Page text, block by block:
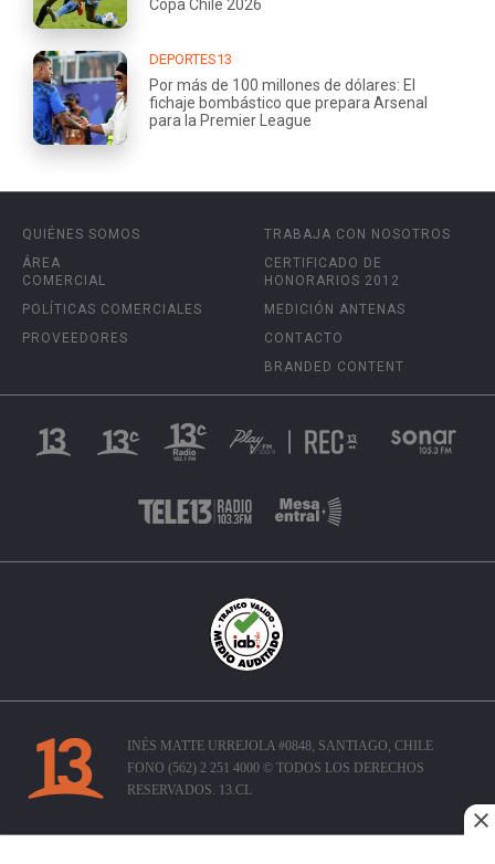
Copa Chile 2026
DEPORTES13
Por más de 100 millones de dólares: El
fichaje bombástico que prepara Arsenal
para la Premier League
QUIÉNES SOMOS
ÁREA
COMERCIAL
POLÍTICAS COMERCIALES
PROVEEDORES
TRABAJA CON NOSOTROS
CERTIFICADO DE
HONORARIOS 2012
MEDICIÓN ANTENAS
CONTACTO
BRANDED CONTENT
INÉS MATTE URREJOLA #0848, SANTIAGO, CHILE
FONO (562) 2 251 4000 © TODOS LOS DERECHOS
RESERVADOS. 13.CL